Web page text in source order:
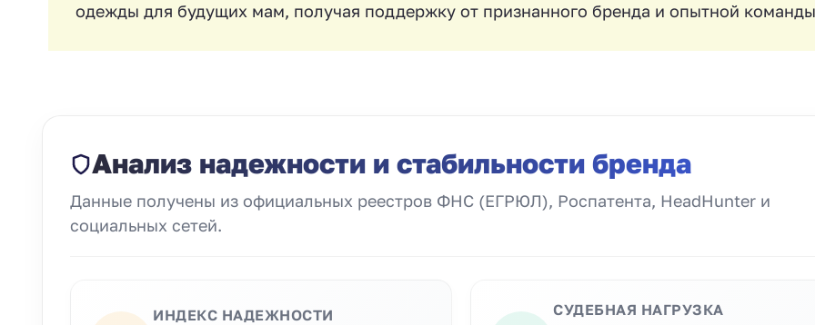
одежды для будущих мам, получая поддержку от признанного бренда и опытной
Анализ надежности и стабильности бренда
Данные получены из официальных реестров ФНС (ЕГРЮЛ), Роспатента, HeadHunter и
социальных сетей.
ИНДЕКС НАДЕЖНОСТИ СУДЕБНАЯ НАГРУЗКА